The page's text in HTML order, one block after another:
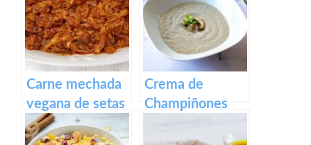
Carne mechada
vegana de setas
boletus
Crema de
Champiñones